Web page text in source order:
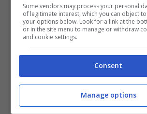
1 litro di latte d’asina;
oli essenziali come olio di
di granoo lavanda;
petali di rosa freschi;
3 cucchiai di miele.
Some vendors may process your personal
of legitimate interest, which you can object
your options below. Look for a link at the
or in the site menu to manage or withdraw
and cookie settings.
Consent
Manage options